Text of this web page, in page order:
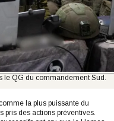
le QG du commandement Sud.
la plus puissante du
pris des actions préventives.